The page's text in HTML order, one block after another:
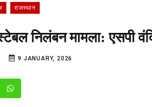
राजस्थान
निलंबन मामला: एसपी
9 JANUARY, 2026